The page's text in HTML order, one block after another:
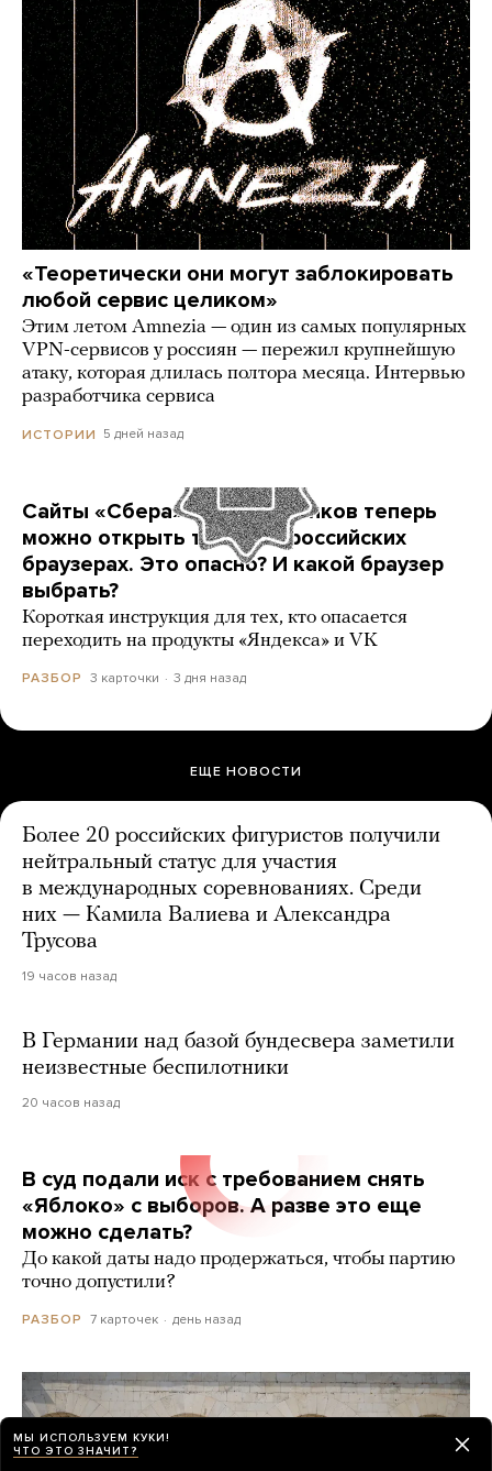
«Теоретически они могут заблокировать
любой сервис целиком»
Этим летом Amnezia — один из самых популярных
VPN-сервисов у россиян — пережил крупнейшую
атаку, которая длилась полтора месяца. Интервью
разработчика сервиса
ИСТОРИИ 5 дней назад
Сайты «Сбера» и других банков теперь
можно открыть только в российских
браузерах. Это опасно? И какой браузер
выбрать?
Короткая инструкция для тех, кто опасается
переходить на продукты «Яндекса» и VK
РАЗБОР 3 карточки 3 дня назад
ЕЩЕ НОВОСТИ
Более 20 российских фигуристов получили
нейтральный статус для участия
в международных соревнованиях. Среди
них — Камила Валиева и Александра
Трусова
19 часов назад
В Германии над базой бундесвера заметили
неизвестные беспилотники
20 часов назад
В суд подали иск с требованием снять
«Яблоко» с выборов. А разве это еще
можно сделать?
До какой даты надо продержаться, чтобы партию
точно допустили?
РАЗБОР 7 карточек день назад
МЫ ИСПОЛЬЗУЕМ КУКИ!
ЧТО ЭТО ЗНАЧИТ?